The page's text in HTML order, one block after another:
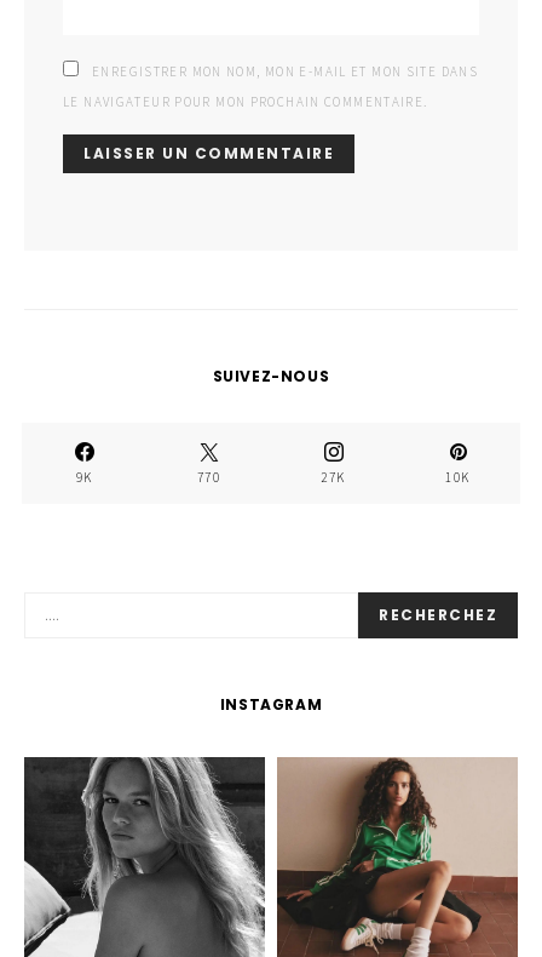
ENREGISTRER MON NOM, MON E-MAIL ET MON SITE DANS
LE NAVIGATEUR POUR MON PROCHAIN COMMENTAIRE.
SUIVEZ-NOUS
9K 770 27K 10K
RECHERCHEZ
INSTAGRAM